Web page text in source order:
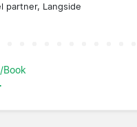
partner, Langside